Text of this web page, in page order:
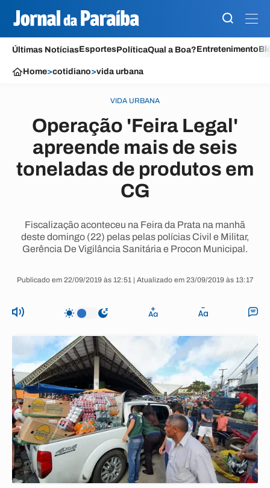
Últimas NotíciasEsportesPolíticaQual a Boa?Entretenimento
Home>cotidiano>vida urbana
VIDA URBANA
Operação 'Feira Legal'
apreende mais de seis
toneladas de produtos em
CG
Fiscalização aconteceu na Feira da Prata na manhã
deste domingo (22) pelas pelas polícias Civil e Militar,
Gerência De Vigilância Sanitária e Procon Municipal.
Publicado em 22/09/2019 às 12:51 | Atualizado em 23/09/2019 às 13:17